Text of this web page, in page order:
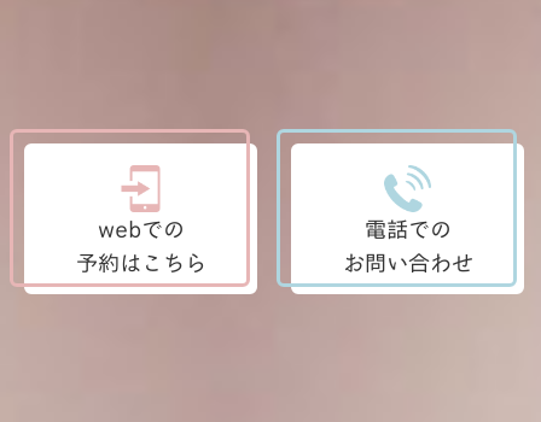
webでの
予約はこちら
電話での
お問い合わせ